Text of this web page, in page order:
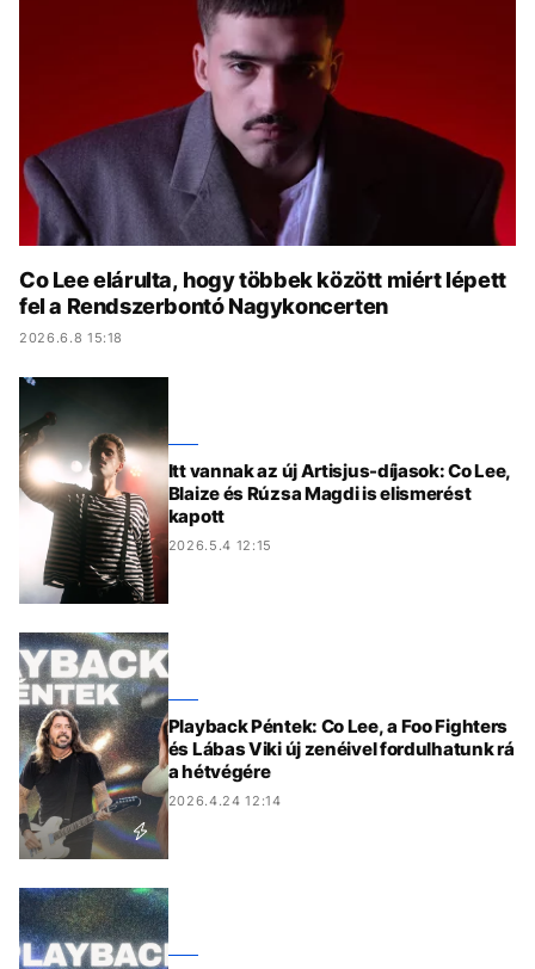
UTAZÁS
DESIGN
BESZÉLGETÉSEK ARCOK
VIDEÓ TÖRTÉNETEK
GASZTRO
Co Lee elárulta, hogy többek között miért lépett
fel a Rendszerbontó Nagykoncerten
2026.6.8 15:18
Itt vannak az új Artisjus-díjasok: Co Lee,
Blaize és Rúzsa Magdi is elismerést
kapott
2026.5.4 12:15
Playback Péntek: Co Lee, a Foo Fighters
és Lábas Viki új zenéivel fordulhatunk rá
a hétvégére
2026.4.24 12:14